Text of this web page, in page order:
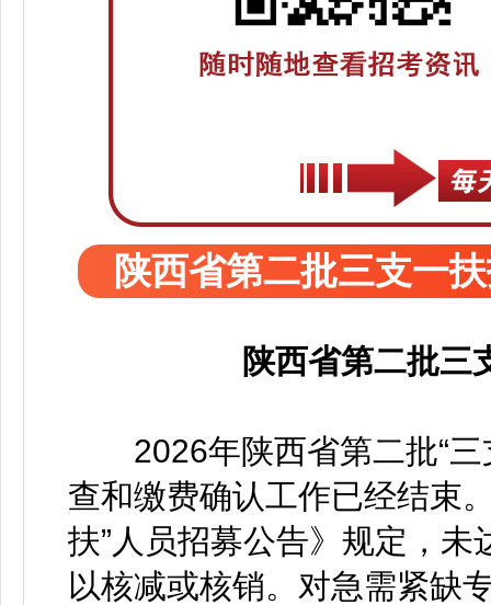
陕西省第二批三支一
陕西省第二批三
2026年陕西省第二批“三
查和缴费确认工作已经结束
扶”人员招募公告》规定，
以核减或核销。对急需紧缺